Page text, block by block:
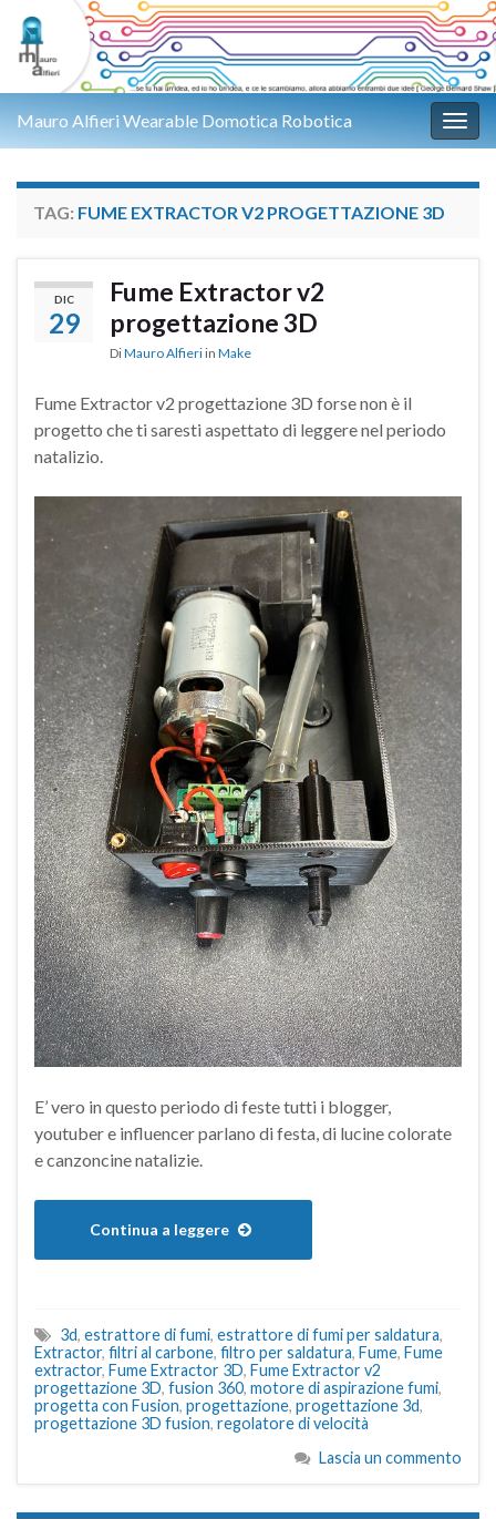
Mauro Alfieri Wearable Domotica Robotica
TAG: FUME EXTRACTOR V2 PROGETTAZIONE 3D
DIC
29
Fume Extractor v2
progettazione 3D
DiMauro Alfieri in Make
Fume Extractor v2 progettazione 3D forse non è il
progetto che ti saresti aspettato di leggere nel periodo
natalizio.
E’ vero in questo periodo di feste tutti i blogger,
youtuber e influencer parlano di festa, di lucine colorate
e canzoncine natalizie.
Continua a leggere
3d, estrattore di fumi, estrattore di fumi per saldatura,
Extractor, filtri al carbone, filtro per saldatura, Fume, Fume
extractor, Fume Extractor 3D, Fume Extractor v2
progettazione 3D, fusion 360, motore di aspirazione fumi,
progetta con Fusion, progettazione, progettazione 3d,
progettazione 3D fusion, regolatore di velocità
Lascia un commento